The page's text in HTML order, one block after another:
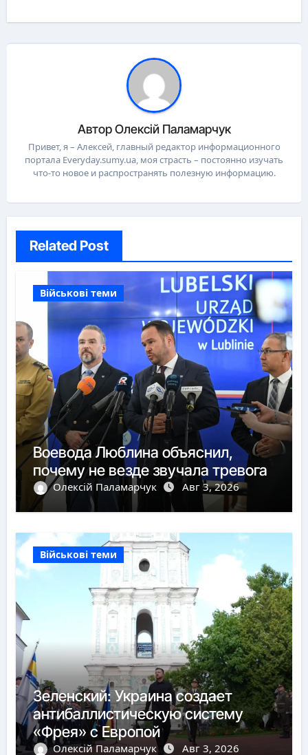
АвторОлексій Паламарчук
Привет, я – Алексей, главный редактор информационного
портала Everyday.sumy.ua, моя страсть – постоянно изучать
что-то новое и распространять полезную информацию.
Related Post
Військові теми
Воевода Люблина объяснил,
почему не везде звучала тревога
Олексій Паламарчук Авг 3, 2026
Військові теми
Зеленский: Украина создает
антибаллистическую систему
«Фрея» с Европой
Олексій Паламарчук Авг 3, 2026